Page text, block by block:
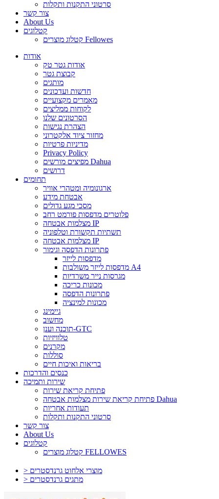
סרטוני התקנות ותקלות
צור קשר
About Us
קטלוגים
קטלוג מוצרים Fellowes
אודות
אודות גטר טק
קבוצת גטר
מותגים
חדשות ועדכונים
מאמרים מקצועיים
לקוחות ממליצים
הסרטונים שלנו
הצהרת נגישות
מחזור ציוד אלקטרוני
מדיניות פרטיות
Privacy Policy
מפיצים מורשים Dahua
דרושים
תחומים
ארגונומיה ומטהרי אוויר
אבטחת מידע
מסכי מגע גדולים
פלוטרים מדפסות פורמט רחב
מצלמות אבטחה IP
תשתיות תקשורת וטלפוניה
מצלמות אבטחה IP
פתרונות הדפסה וגימור
מדפסות לייזר
מדפסות לייזר משולבות A4
מגרסות נייר משרדיות
מכונות כריכה
פתרונות הדפסה
מכונות למינציה
גיימינג
מחשוב
תוכנה וענן-GTC
טלוויזיות
מקרנים
סוללות
בריאות ואיכות חיים
כנסים והדרכות
שירות ותמיכה
פתיחת קריאת שירות
פתיחת קריאת שירות מצלמות אבטחה Dahua
תעודות אחריות
סרטוני התקנות ותקלות
צור קשר
About Us
קטלוגים
קטלוג מוצרים FELLOWES
> מוצרי אלחוט גרנדסטרים
> מתגים גרנדסטרים